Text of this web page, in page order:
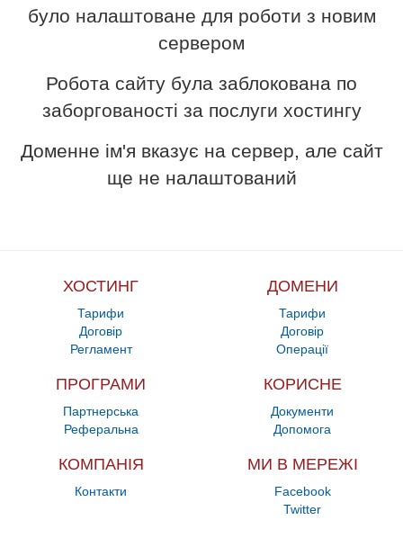
було налаштоване для роботи з новим
сервером
Робота сайту була заблокована по
заборгованості за послуги хостингу
Доменне ім'я вказує на сервер, але сайт
ще не налаштований
ХОСТИНГ
Тарифи
Договір
Регламент
ДОМЕНИ
Тарифи
Договір
Операції
ПРОГРАМИ
Партнерська
Реферальна
КОРИСНЕ
Документи
Допомога
КОМПАНІЯ
Контакти
МИ В МЕРЕЖІ
Facebook
Twitter